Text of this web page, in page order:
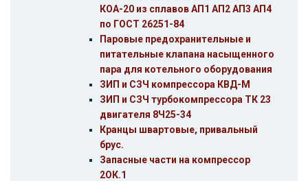
КОА-20 из сплавов АП1 АП2 АП3 АП4
по ГОСТ 26251-84
Паровые предохранительные и
питательные клапана насыщенного
пара для котельного оборудования
ЗИП и СЗЧ компрессора КВД-М
ЗИП и СЗЧ турбокомпрессора ТК 23
двигателя 8Ч25-34
Кранцы швартовые, привальный
брус.
Запасные части на компрессор
2ОК.1